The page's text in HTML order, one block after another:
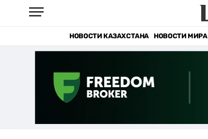
НОВОСТИ КАЗАХСТАНА НОВОСТИ МИРА